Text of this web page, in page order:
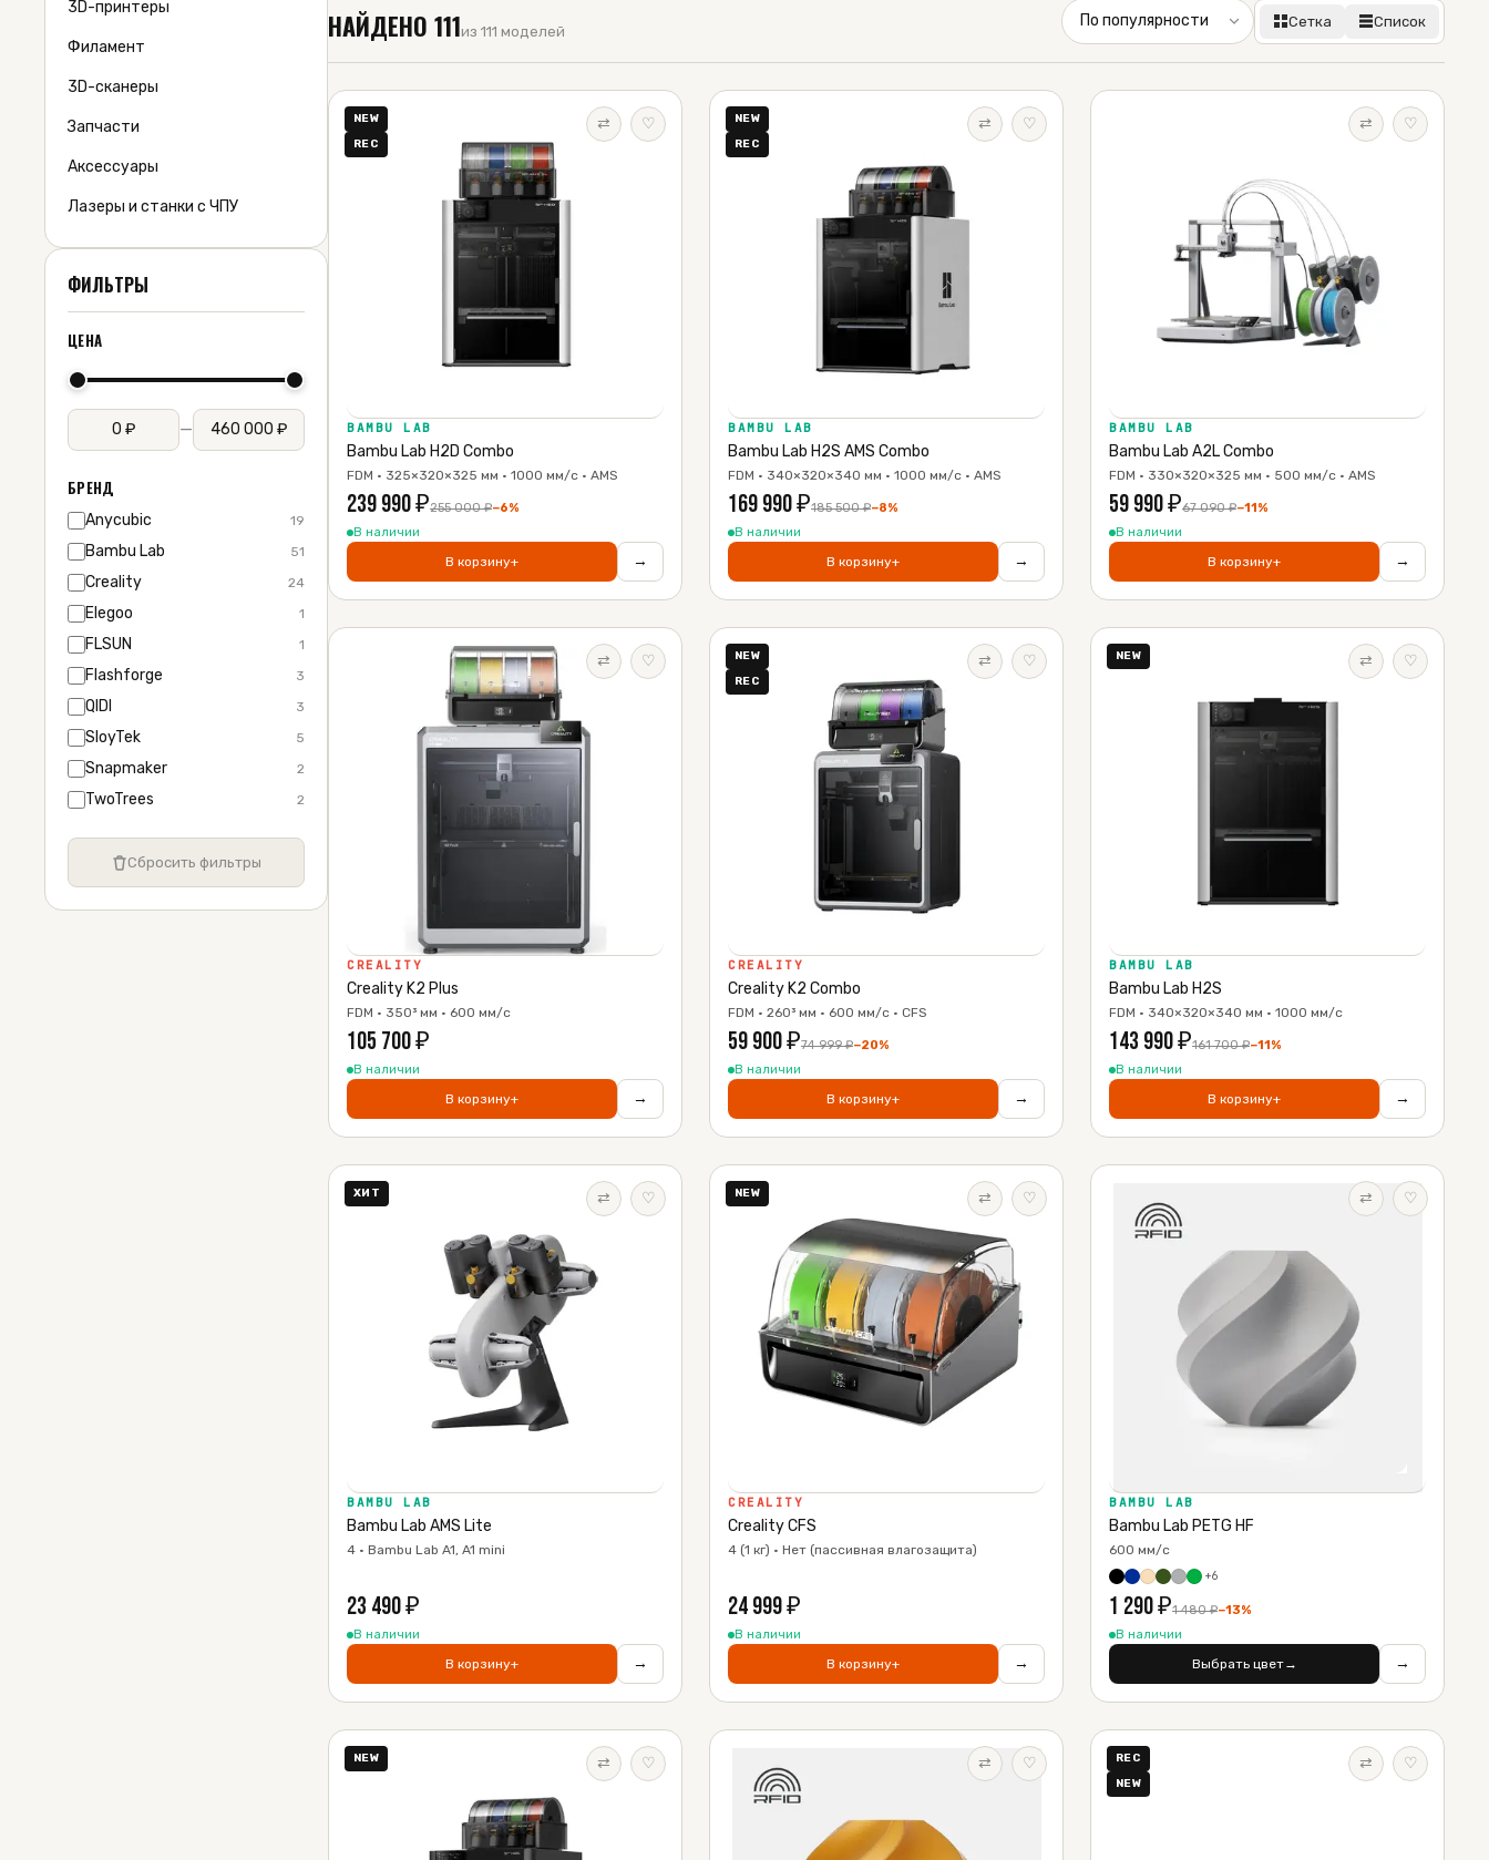
3D-принтеры
Филамент
3D-сканеры
Запчасти
Аксессуары
Лазеры и станки с ЧПУ
ФИЛЬТРЫ
ЦЕНА
—
БРЕНД
Anycubic 19
Bambu Lab 51
Creality 24
Elegoo 1
FLSUN 1
Flashforge 3
QIDI 3
SloyTek 5
Snapmaker 2
TwoTrees 2
Сбросить фильтры
НАЙДЕНО 111из 111 моделей
Сетка Список
NEW
REC
⇄ ♡
BAMBU LAB
Bambu Lab H2D Combo
FDM · 325×320×325 мм · 1000 мм/с · AMS
239 990₽255 000₽−6%
В наличии
В корзину+ →
NEW
REC
⇄ ♡
BAMBU LAB
Bambu Lab H2S AMS Combo
FDM · 340×320×340 мм · 1000 мм/с · AMS
169 990₽185 500₽−8%
В наличии
В корзину+ →
⇄ ♡
BAMBU LAB
Bambu Lab A2L Combo
FDM · 330×320×325 мм · 500 мм/с · AMS
59 990₽67 090₽−11%
В наличии
В корзину+ →
⇄ ♡
CREALITY
Creality K2 Plus
FDM · 350³ мм · 600 мм/с
105 700₽
В наличии
В корзину+ →
NEW
REC
⇄ ♡
CREALITY
Creality K2 Combo
FDM · 260³ мм · 600 мм/с · CFS
59 900₽74 999₽−20%
В наличии
В корзину+ →
NEW ⇄ ♡
BAMBU LAB
Bambu Lab H2S
FDM · 340×320×340 мм · 1000 мм/с
143 990₽161 700₽−11%
В наличии
В корзину+ →
ХИТ ⇄ ♡
BAMBU LAB
Bambu Lab AMS Lite
4 · Bambu Lab A1, A1 mini
23 490₽
В наличии
В корзину+ →
NEW ⇄ ♡
CREALITY
Creality CFS
4 (1 кг) · Нет (пассивная влагозащита)
24 999₽
В наличии
В корзину+ →
⇄ ♡
BAMBU LAB
Bambu Lab PETG HF
600 мм/с
+6
1 290₽1 480₽−13%
В наличии
Выбрать цвет→ →
NEW ⇄ ♡ ⇄ ♡
REC
NEW
⇄ ♡